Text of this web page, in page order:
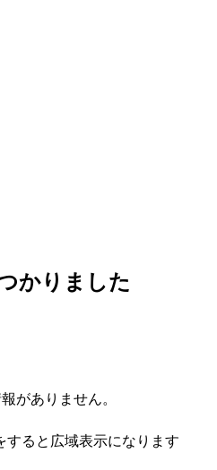
かりました
がありません。
ると広域表示になります